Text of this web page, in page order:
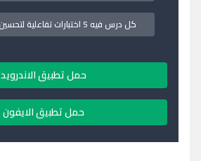
كل درس فيه 5 اختبارات تفاعلية لتحسين اللفظ والنطق
حمل تطبيق الاندرويد
حمل تطبيق الايفون